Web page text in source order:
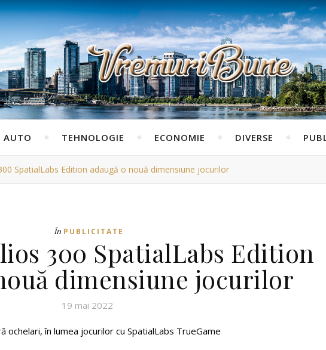
AUTO TEHNOLOGIE ECONOMIE DIVERSE
SpatialLabs Edition adaugă o nouă dimensiune jocurilor
În PUBLICITATE
300 SpatialLabs Edition
dimensiune jocurilor
19 mai 2022
ochelari, în lumea jocurilor cu SpatialLabs TrueGame